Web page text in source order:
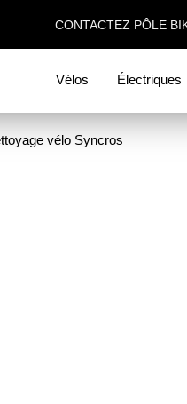
CONTACTEZ PÔLE
Vélos Électriques
vélo Syncros